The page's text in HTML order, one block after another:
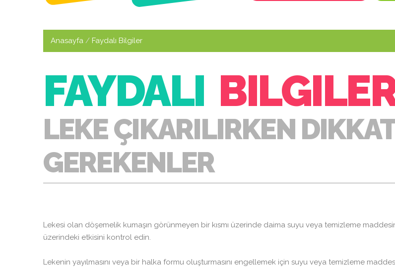
Anasayfa Faydalı Bilgiler
FAYDALI
LEKE ÇIKARILIRKEN
GEREKENLER
Lekesi olan döşemelik kumaşın görünmeyen bir kısmı üzerinde daima suyu veya temizleme
üzerindeki etkisini kontrol edin.
Lekenin yayılmasını veya bir halka formu oluşturmasını engellemek için suyu veya temizleme